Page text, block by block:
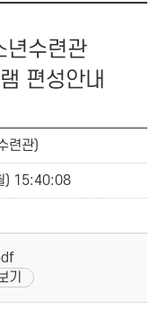
수련관
편성안내
련관)
) 15:40:08
기